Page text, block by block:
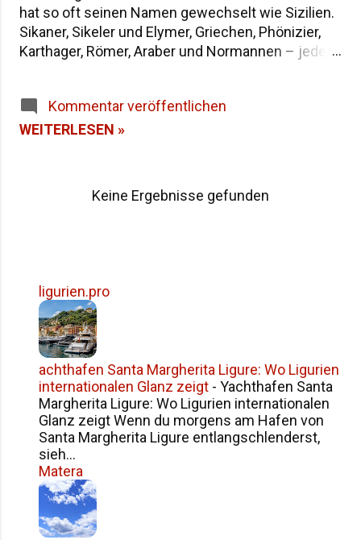
hat so oft seinen Namen gewechselt wie Sizilien.
Sikaner, Sikeler und Elymer, Griechen, Phönizier,
Karthager, Römer, Araber und Normannen – jede
fragst, warum die Insel heute "Sicilia" heißt und
wie sie in der Antike genannt wurde, findest du
heutigen Namen. Woher stammt der Name
Sizilien Inhaltsverzeichnis Die Herkunft des
Weitere antike Namen und Legenden Alle Namen
Siziliens im Überblick Häufige Fragen zur
Namensgeschichte Siziliens Fazit
Kommentar veröffentlichen
WEITERLESEN »
Keine Ergebnisse gefunden
ligurien.pro
achthafen Santa Margherita Ligure: Wo Ligurien
internationalen Glanz zeigt - Yachthafen Santa
Margherita Ligure: Wo Ligurien internationalen
Glanz zeigt Wenn du morgens am Hafen von
Santa Margherita Ligure entlangschlenderst,
sieh...
Matera